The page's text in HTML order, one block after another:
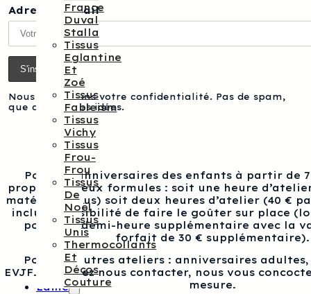
France
Duval
Stalla
Tissus
Eglantine
Et
Zoé
Tissus
Fableism
Tissus
Vichy
Tissus
Frou-
Frou
Tissus
De
Noël
Tissus
Unis
Thermocollants
Et
Décos
Couture
Laine
Adresse e-mail
Nous respectons votre confidentialité. Pas de spam,
que des bonnes idées.
Pour les anniversaires des enfants à partir de
proposons deux formules : soit une heure
matériel inclus) soit deux heures d’atelier (40 €
inclus), possibilité de faire le goûter sur place
pour une demi-heure supplémentaire avec la
forfait de 30 € supplémentaire).
Pour les autres ateliers : anniversaires
EVJF…, veuillez nous contacter, nous vous
mesure.